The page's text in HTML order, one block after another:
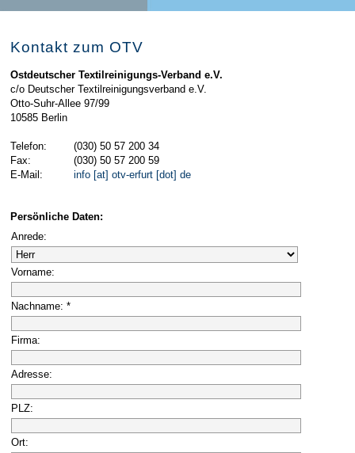
Kontakt zum OTV
Ostdeutscher Textilreinigungs-Verband e.V.
c/o Deutscher Textilreinigungsverband e.V.
Otto-Suhr-Allee 97/99
10585 Berlin
Telefon:
(030) 50 57 200 34
Fax:
(030) 50 57 200 59
E-Mail:
info [at] otv-erfurt [dot] de
Persönliche Daten:
Anrede:
Vorname:
Nachname: *
Firma:
Adresse:
PLZ:
Ort: